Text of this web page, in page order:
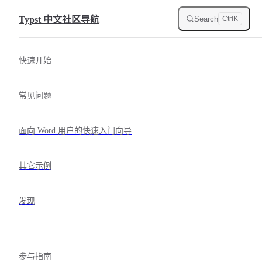
Skip to content
Typst 中文社区导航 Search Ctrl K
快速开始
常见问题
面向 Word 用户的快速入门向导
其它示例
发现
参与指南